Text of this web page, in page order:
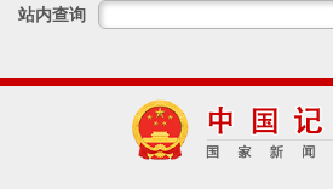
站内查询